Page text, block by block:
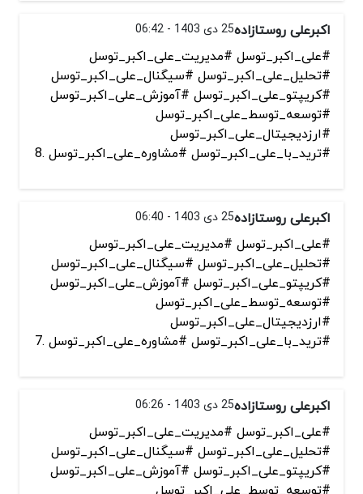
اکبرعلی روستازاده25 دی 1403 - 06:42
#علی_اکبر_توسل #مدیریت_علی_اکبر_توسل
#تحلیل_علی_اکبر_توسل #سیگنال_علی_اکبر_توسل
#کریپتو_علی_اکبر_توسل #آموزش_علی_اکبر_توسل
#توسعه_توسط_علی_اکبر_توسل
#ارزدیجیتال_علی_اکبر_توسل
#ترید_با_علی_اکبر_توسل #مشاوره_علی_اکبر_توسل .8
اکبرعلی روستازاده25 دی 1403 - 06:40
#علی_اکبر_توسل #مدیریت_علی_اکبر_توسل
#تحلیل_علی_اکبر_توسل #سیگنال_علی_اکبر_توسل
#کریپتو_علی_اکبر_توسل #آموزش_علی_اکبر_توسل
#توسعه_توسط_علی_اکبر_توسل
#ارزدیجیتال_علی_اکبر_توسل
#ترید_با_علی_اکبر_توسل #مشاوره_علی_اکبر_توسل .7
اکبرعلی روستازاده25 دی 1403 - 06:26
#علی_اکبر_توسل #مدیریت_علی_اکبر_توسل
#تحلیل_علی_اکبر_توسل #سیگنال_علی_اکبر_توسل
#کریپتو_علی_اکبر_توسل #آموزش_علی_اکبر_توسل